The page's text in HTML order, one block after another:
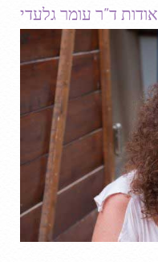
אודות ד”ר עומר גלעדי